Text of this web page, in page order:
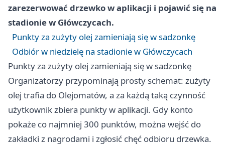
zarezerwować drzewko w aplikacji i pojawić się na
stadionie w Główczycach.
Punkty za zużyty olej zamieniają się w sadzonkę
Odbiór w niedzielę na stadionie w Główczycach
Punkty za zużyty olej zamieniają się w sadzonkę
Organizatorzy przypominają prosty schemat: zużyty
olej trafia do Olejomatów, a za każdą taką czynność
użytkownik zbiera punkty w aplikacji. Gdy konto
pokaże co najmniej 300 punktów, można wejść do
zakładki z nagrodami i zgłosić chęć odbioru drzewka.